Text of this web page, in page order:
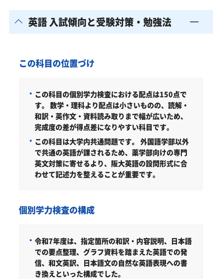
英語 入試傾向と受験対策・勉強法
この科目の位置づけ
この科目の個別学力検査における配点は150点で
す。 数学・理科より配点は小さいものの、読解・
和訳・英作文・資料読み取りまで幅が広いため、
完成度の差が得点差になりやすい科目です。
この科目は大学内共通問題です。 外国語学部以外
で共通の英語が課されるため、薬学部向けの専門
英文対策に寄せるより、阪大英語の設問形式に合
わせて記述力を整えることが重要です。
個別学力検査の構成
令和7年度は、指定箇所の和訳・内容説明、日本語
での要点整理、グラフ資料を踏まえた英語での発
信、和文英訳、日本語文の自然な英語表現への書
き換えといった構成でした。